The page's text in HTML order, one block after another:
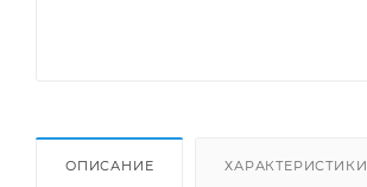
ОПИСАНИЕ ХАРАКТЕРИСТИКИ